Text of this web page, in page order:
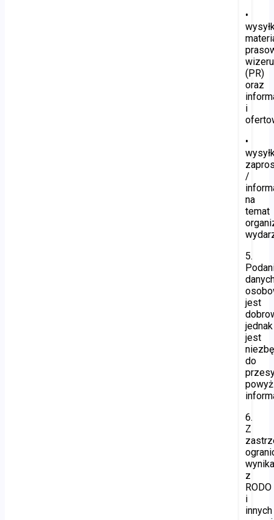
•
(PR)
oraz
i
•
/
na
temat
5.
jest
jednak
jest
do
6.
Z
z
RODO
i
innych